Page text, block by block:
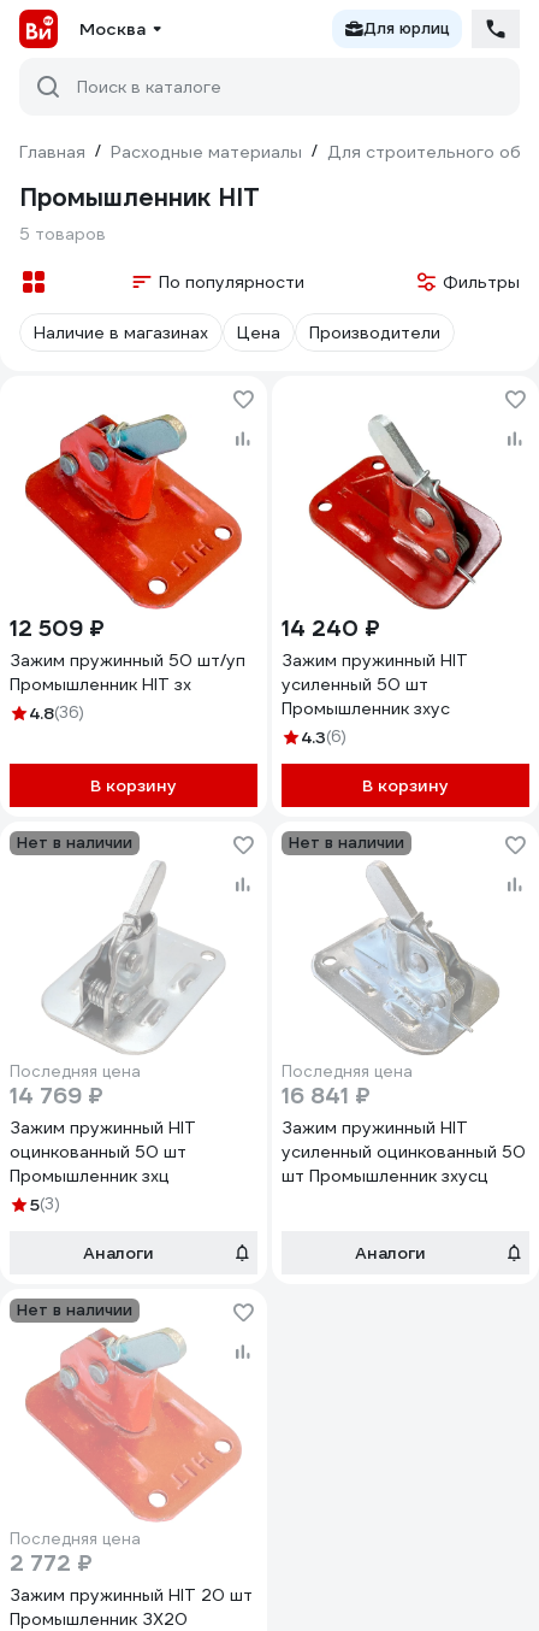
Москва Для юрлиц
Поиск в каталоге
Главная / Расходные материалы / Для строительного
Промышленник HIT
5 товаров
По популярности Фильтры
Наличие в магазинах Цена Производители
12 509 ₽
Зажим пружинный 50 шт/уп
Промышленник HIT зх
4.8(36)
В корзину
14 240 ₽
Зажим пружинный HIT
усиленный 50 шт
Промышленник зхус
4.3(6)
В корзину
Нет в наличии
Последняя цена
14 769 ₽
Зажим пружинный HIT
оцинкованный 50 шт
Промышленник зхц
5(3)
Аналоги
Нет в наличии
Последняя цена
16 841 ₽
Зажим пружинный HIT
усиленный оцинкованный 50
шт Промышленник зхусц
Аналоги
Нет в наличии
Последняя цена
2 772 ₽
Зажим пружинный HIT 20 шт
Промышленник ЗХ20